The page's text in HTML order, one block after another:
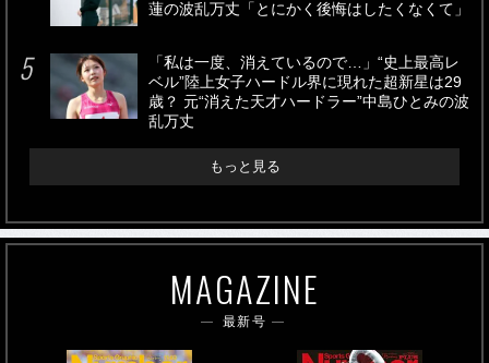
蓮の波乱万丈「とにかく後悔はしたくなくて」
「私は一度、消えているので…」“史上最高レ
ベル”陸上女子ハードル界に現れた超新星は29
歳？ 元“消えた天才ハードラー”中島ひとみの波
乱万丈
もっと見る
MAGAZINE
最新号